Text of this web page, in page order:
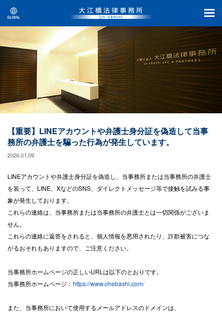
【重要】LINEアカウントや弁護士身分証を偽造して当事
務所の弁護士を騙った行為が発生しています。
2026.01.09
LINEアカウントや弁護士身分証を偽造し、 当事務所または当事務所の弁護士
を装って、 LINE、XなどのSNS、ダイレクトメッセージ等で接触を試みる事
象が発生しております。
これらの連絡は、当事務所または当事務所の弁護士とは一切関係がございま
せん。
これらの連絡に返答をされると、個人情報を悪用されたり、詐欺被害につな
がるおそれもありますので、ご注意ください。
当事務所ホームページの正しいURLは以下のとおりです。
当事務所ホームページ： https://www.ohebashi.com/
また、当事務所において使用するメールアドレスのドメインは、